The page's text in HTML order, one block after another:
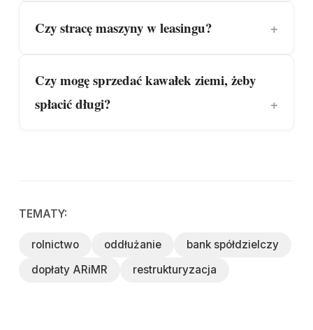
Czy stracę maszyny w leasingu?
Czy mogę sprzedać kawałek ziemi, żeby
spłacić długi?
TEMATY:
rolnictwo oddłużanie
bank spółdzielczy
dopłaty ARiMR
restrukturyzacja